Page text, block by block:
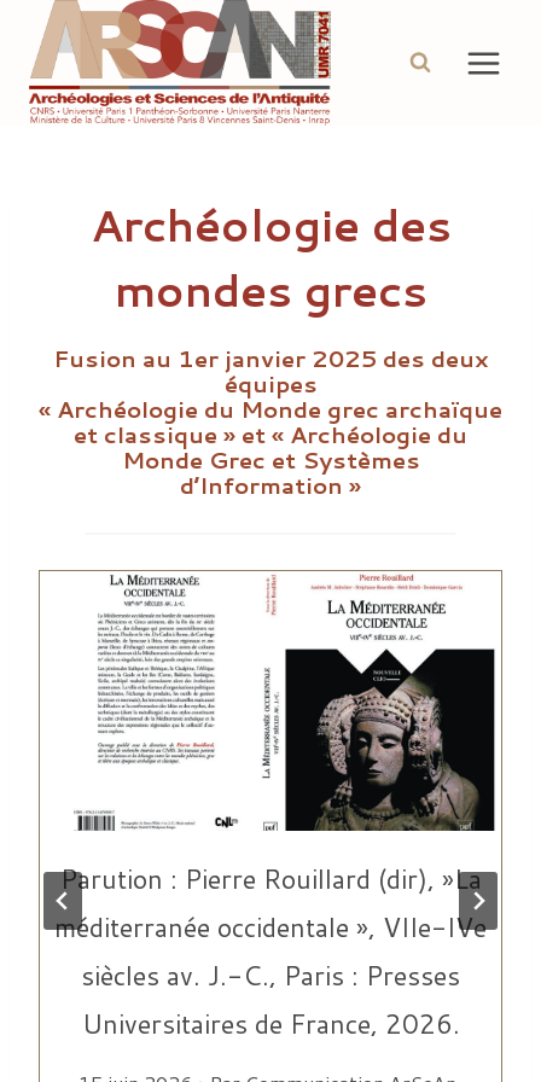
contenu
Archéologie des
mondes grecs
Fusion au 1er janvier 2025 des deux
équipes
« Archéologie du Monde grec archaïque
et classique » et « Archéologie du
Monde Grec et Systèmes
d’Information »
Parution : Pierre Rouillard (dir), »La
méditerranée occidentale », VIIe-IVe
siècles av. J.-C., Paris : Presses
Universitaires de France, 2026.